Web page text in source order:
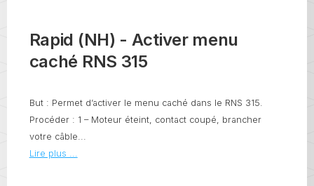
Rapid (NH) - Activer menu
caché RNS 315
But : Permet d’activer le menu caché dans le RNS 315.
Procéder : 1 – Moteur éteint, contact coupé, brancher
votre câble...
Lire plus ...